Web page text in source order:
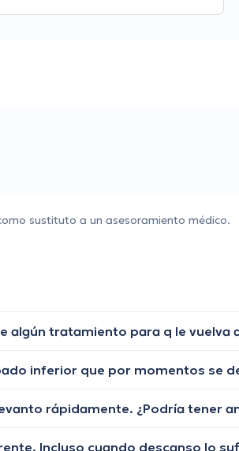
sustituto a un asesoramiento médico.
rápidamente. ¿Podría tener